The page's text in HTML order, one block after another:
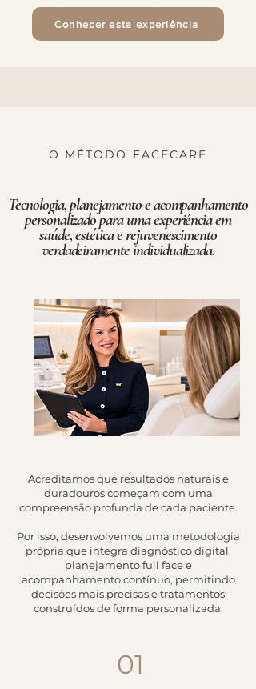
Conhecer esta experiência
O MÉTODO FACECARE
Tecnologia, planejamento e acompanhamento
personalizado para uma experiência em
saúde, estética e rejuvenescimento
verdadeiramente individualizada.
Acreditamos que resultados naturais e
duradouros começam com uma
compreensão profunda de cada paciente.
Por isso, desenvolvemos uma metodologia
própria que integra diagnóstico digital,
planejamento full face e
acompanhamento contínuo, permitindo
decisões mais precisas e tratamentos
construídos de forma personalizada.
01